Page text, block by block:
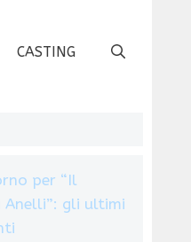
CASTING
per “Il
Anelli”: gli ultimi